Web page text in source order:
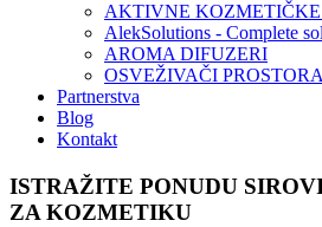
AKTIVNE KOZMETIČKE
AlekSolutions - Complete
AROMA DIFUZERI
OSVEŽIVAČI PROSTORA
Partnerstva
Blog
Kontakt
ISTRAŽITE PONUDU
ZA KOZMETIKU